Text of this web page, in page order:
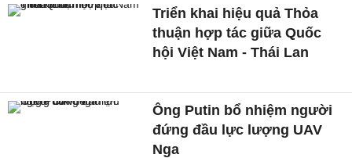
Triển khai hiệu quả Thỏa
thuận hợp tác giữa Quốc
hội Việt Nam - Thái Lan
Ông Putin bổ nhiệm người
đứng đầu lực lượng UAV
Nga